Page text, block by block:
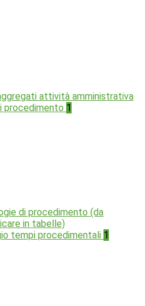
attività amministrativa
procedimento 1
di procedimento (da
in tabelle)
tempi procedimentali 1